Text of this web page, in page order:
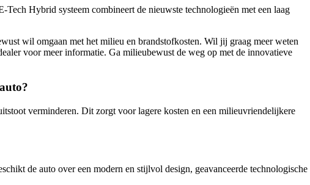
Hybrid systeem combineert de nieuwste technologieën met een laag
wil omgaan met het milieu en brandstofkosten. Wil jij graag meer weten
voor meer informatie. Ga milieubewust de weg op met de innovatieve
verminderen. Dit zorgt voor lagere kosten en een milieuvriendelijkere
de auto over een modern en stijlvol design, geavanceerde technologische